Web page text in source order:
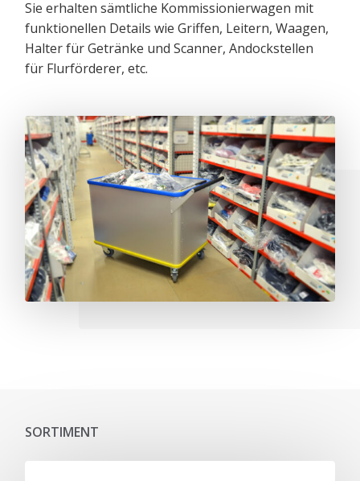
Sie erhalten sämtliche Kommissionierwagen mit
funktionellen Details wie Griffen, Leitern, Waagen,
Halter für Getränke und Scanner, Andockstellen
für Flurförderer, etc.
SORTIMENT